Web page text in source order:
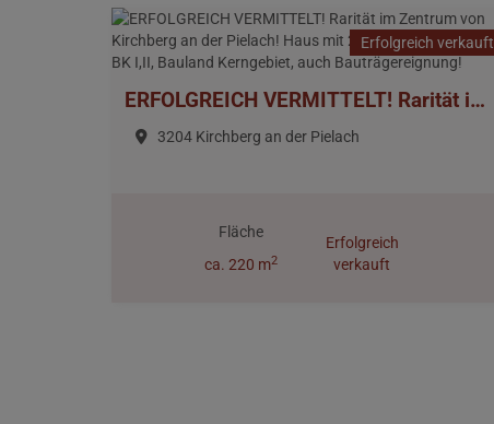
Erfolgreich verkauft
ERFOLGREICH VERMITTELT! Rarität im Zentrum von Kirchberg an der Pielach! Haus mit 2255m² Eigengrund, BK I,II, Bauland Kerngebiet, auch Bauträgereignung!
3204 Kirchberg an der Pielach
Fläche
ca. 220 m2
Erfolgreich
verkauft